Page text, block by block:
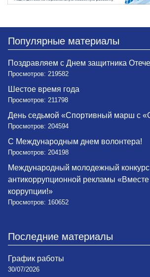
Популярные материалы
Поздравляем с Днем защитника
Просмотров: 219582
Шестое время года
Просмотров: 211798
День седьмой «Спортивный марш с
Просмотров: 204594
С Международным днем волонтера!
Просмотров: 204198
Международный молодежный конкурс
антикоррупционной рекламы «Вместе
коррупции!»
Просмотров: 160652
Последние материалы
График работы
30/07/2026